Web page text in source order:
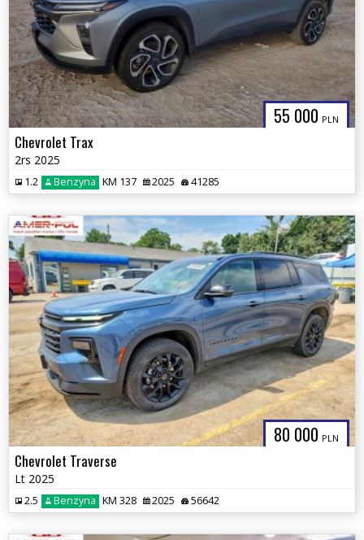
55 000 PLN
Chevrolet Trax
2rs 2025
1.2 Benzyna KM 137 2025 41285
80 000 PLN
Chevrolet Traverse
Lt 2025
2.5 Benzyna KM 328 2025 56642